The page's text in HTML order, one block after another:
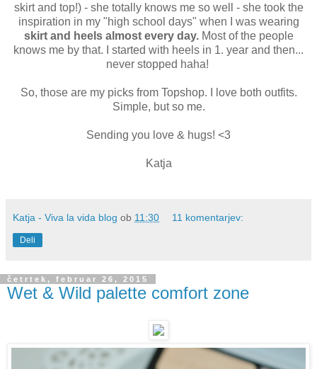
skirt and top!) - she totally knows me so well - she took the
inspiration in my "high school days" when I was wearing
skirt and heels almost every day.Most of the people
knows me by that. I started with heels in 1. year and then...
never stopped haha!
So, those are my picks from Topshop. I love both outfits.
Simple, but so me.
Sending you love & hugs! <3
Katja
Katja - Viva la vida blog ob 11:30 11 komentarjev:
Deli
četrtek, februar 26, 2015
Wet & Wild palette comfort zone